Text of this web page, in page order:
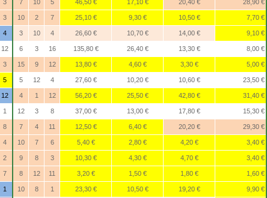
3 7 10 5 46,50 € 17,10 € 20,40 € 28,90 €
3 10 2 7 25,10 € 9,30 € 10,50 € 7,70 €
4 3 10 4 26,60 € 10,70 € 14,00 € 9,10 €
12 6 3 16 135,80 € 26,40 € 13,30 € 8,00 €
3 15 9 12 13,80 € 4,60 € 3,30 € 5,00 €
5 5 12 4 27,60 € 10,20 € 10,60 € 23,50 €
12 4 1 12 56,20 € 25,50 € 42,80 € 31,40 €
1 12 3 8 37,00 € 13,00 € 17,80 € 15,30 €
8 7 4 11 12,50 € 6,40 € 20,20 € 29,30 €
4 10 7 6 5,40 € 2,80 € 4,20 € 3,40 €
2 9 8 3 10,30 € 4,30 € 4,70 € 3,40 €
7 8 12 11 3,20 € 1,50 € 1,80 € 1,60 €
1 10 8 1 23,30 € 10,50 € 19,20 € 9,90 €